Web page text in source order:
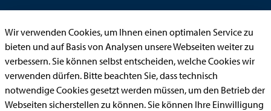
Aufenthaltserlaubnis
Bauantrag
Begleitetes Fahren ab 17 (Erstantrag)
Wir verwenden Cookies, um Ihnen einen optimalen Service zu
bieten und auf Basis von Analysen unsere Webseiten weiter zu
verbessern. Sie können selbst entscheiden, welche Cookies wir
verwenden dürfen. Bitte beachten Sie, dass technisch
notwendige Cookies gesetzt werden müssen, um den Betrieb der
Webseiten sicherstellen zu können. Sie können Ihre Einwilligung